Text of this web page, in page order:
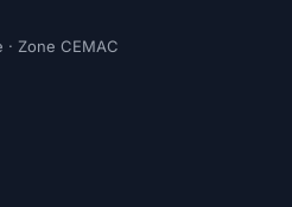
Zone CEMAC